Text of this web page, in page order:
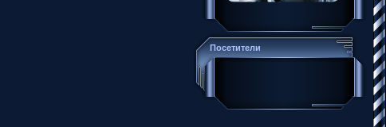
Посетители